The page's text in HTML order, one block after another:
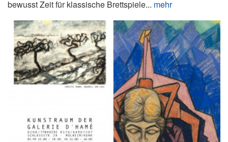
bewusst Zeit für klassische Brettspiele... mehr